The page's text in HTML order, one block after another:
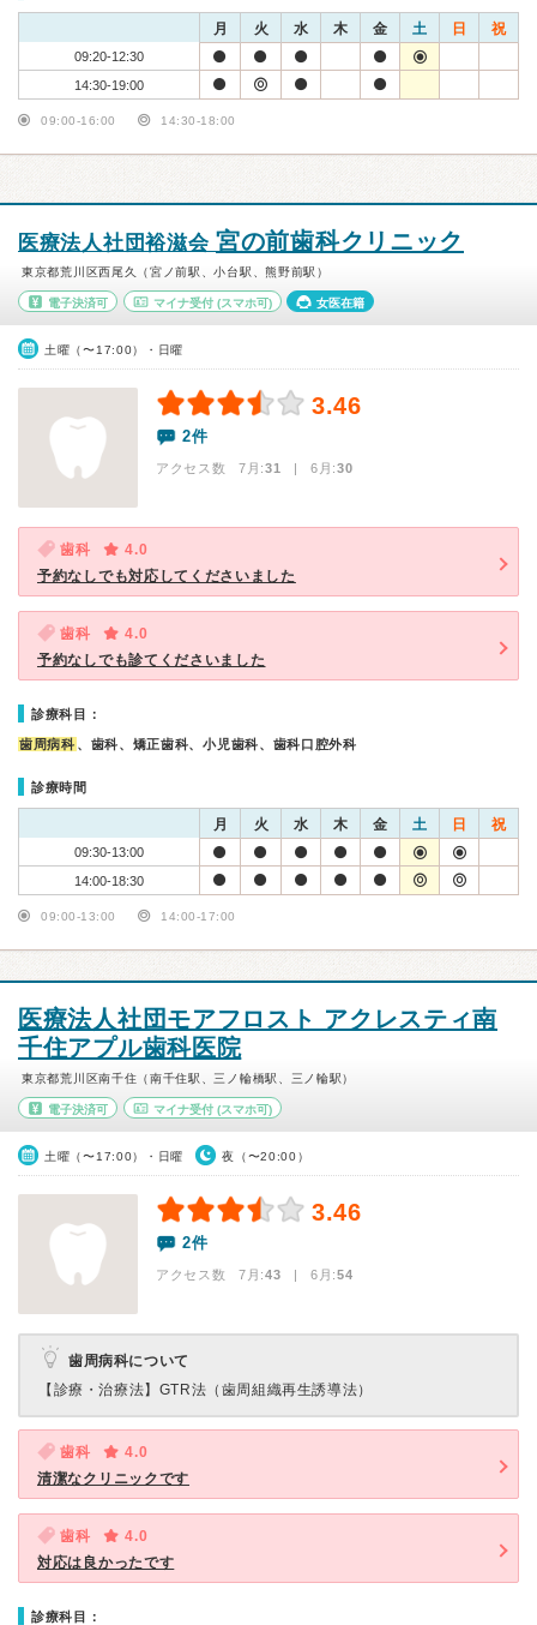
月 火 水 木 金 土 日 祝
09:20-12:30
14:30-19:00
09:00-16:00 14:30-18:00
医療法人社団裕滋会 宮の前歯科クリニック
東京都荒川区西尾久（宮ノ前駅、小台駅、熊野前駅）
電子決済可 マイナ受付(スマホ可) 女医在籍
土曜（〜17:00）・日曜
3.46
2件
アクセス数 7月:31 | 6月:30
歯科
4.0
予約なしでも対応してくださいました
歯科
4.0
予約なしでも診てくださいました
診療科目：
歯周病科 、歯科、矯正歯科、小児歯科、歯科口腔外科
診療時間
月 火 水 木 金 土 日 祝
09:30-13:00
14:00-18:30
09:00-13:00 14:00-17:00
医療法人社団モアフロスト アクレスティ南
千住アプル歯科医院
東京都荒川区南千住（南千住駅、三ノ輪橋駅、三ノ輪駅）
電子決済可 マイナ受付(スマホ可)
土曜（〜17:00）・日曜 夜（〜20:00）
3.46
2件
アクセス数 7月:43 | 6月:54
歯周病科について
【診療・治療法】 GTR法（歯周組織再生誘導法）
歯科
4.0
清潔なクリニックです
歯科
4.0
対応は良かったです
診療科目：